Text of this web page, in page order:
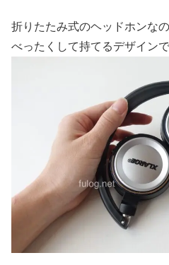
折りたたみ式のヘッドホンな
べったくして持てるデザインで